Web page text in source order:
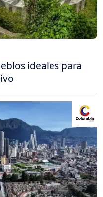
ideales para